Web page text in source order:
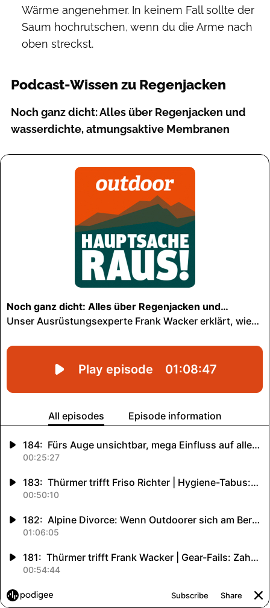
Wärme angenehmer. In keinem Fall sollte der
Saum hochrutschen, wenn du die Arme nach
oben streckst.
Podcast-Wissen zu Regenjacken
Noch ganz dicht: Alles über Regenjacken und
wasserdichte, atmungsaktive Membranen